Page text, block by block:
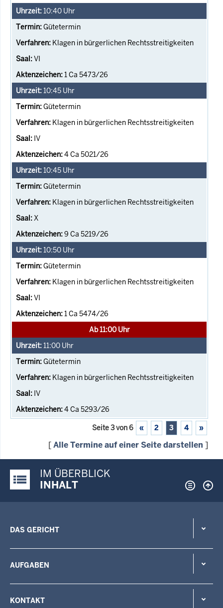
10:40 Uhr
Gütetermin
Klagen in bürgerlichen Rechtsstreitigkeiten
VI
1 Ca 5473/26
10:45 Uhr
Gütetermin
Klagen in bürgerlichen Rechtsstreitigkeiten
IV
4 Ca 5021/26
10:45 Uhr
Gütetermin
Klagen in bürgerlichen Rechtsstreitigkeiten
X
9 Ca 5219/26
10:50 Uhr
Gütetermin
Klagen in bürgerlichen Rechtsstreitigkeiten
VI
1 Ca 5474/26
Ab 11:00 Uhr
11:00 Uhr
Gütetermin
Klagen in bürgerlichen Rechtsstreitigkeiten
IV
4 Ca 5293/26
Seite 3 von 6 « 2 3 4 »
[Alle Termine auf einer Seite darstellen ]
Justiz-Portal im Überblick:
IM ÜBERBLICK
INHALT
DAS GERICHT
AUFGABEN
KONTAKT